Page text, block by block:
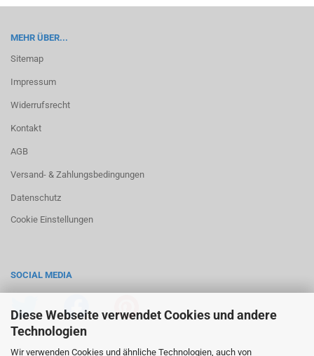
Diese Webseite verwendet Cookies und andere
Technologien
Wir verwenden Cookies und ähnliche Technologien, auch von
MEHR ÜBER...
Sitemap
Impressum
Widerrufsrecht
Kontakt
AGB
Versand- & Zahlungsbedingungen
Datenschutz
Cookie Einstellungen
SOCIAL MEDIA